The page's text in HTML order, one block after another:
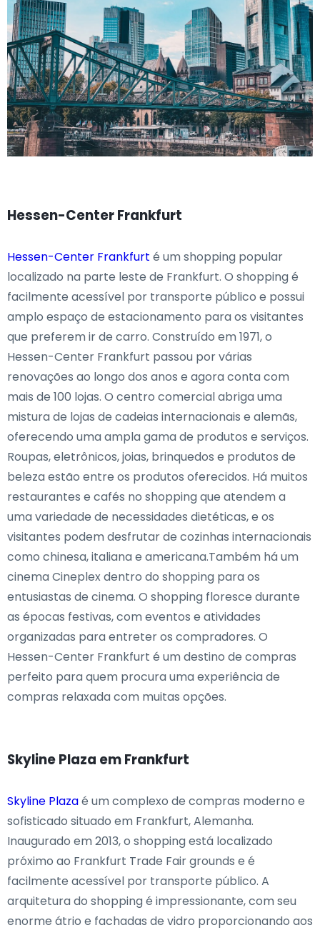
Hessen-Center Frankfurt
Hessen-Center Frankfurt é um shopping popular
localizado na parte leste de Frankfurt. O shopping é
facilmente acessível por transporte público e possui
amplo espaço de estacionamento para os visitantes
que preferem ir de carro. Construído em 1971, o
Hessen-Center Frankfurt passou por várias
renovações ao longo dos anos e agora conta com
mais de 100 lojas. O centro comercial abriga uma
mistura de lojas de cadeias internacionais e alemãs,
oferecendo uma ampla gama de produtos e serviços.
Roupas, eletrônicos, joias, brinquedos e produtos de
beleza estão entre os produtos oferecidos. Há muitos
restaurantes e cafés no shopping que atendem a
uma variedade de necessidades dietéticas, e os
visitantes podem desfrutar de cozinhas internacionais
como chinesa, italiana e americana.Também há um
cinema Cineplex dentro do shopping para os
entusiastas de cinema. O shopping floresce durante
as épocas festivas, com eventos e atividades
organizadas para entreter os compradores. O
Hessen-Center Frankfurt é um destino de compras
perfeito para quem procura uma experiência de
compras relaxada com muitas opções.
Skyline Plaza em Frankfurt
Skyline Plazaé um complexo de compras moderno e
sofisticado situado em Frankfurt, Alemanha.
Inaugurado em 2013, o shopping está localizado
próximo ao Frankfurt Trade Fair grounds e é
facilmente acessível por transporte público. A
arquitetura do shopping é impressionante, com seu
enorme átrio e fachadas de vidro proporcionando aos